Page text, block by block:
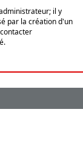
il y
par la création d'un